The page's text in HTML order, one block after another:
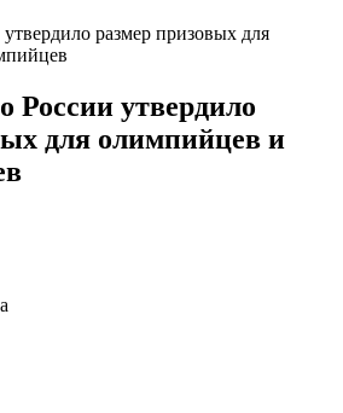
размер призовых для
России утвердило
для олимпийцев и